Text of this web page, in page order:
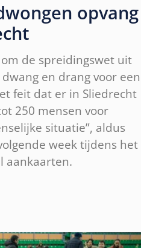
opvang
de spreidingswet uit
en drang voor een
feit dat er in Sliedrecht
250 mensen voor
situatie”, aldus
week tijdens het
aankaarten.